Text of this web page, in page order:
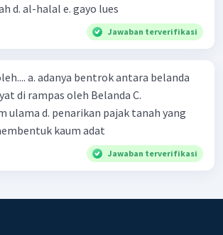
a. tua palopo b. mantingan c. suriansyah d. al-halal e. gayo lues
Jawaban terverifikasi
a. adanya bentrok antara belanda
di rampas oleh Belanda C.
ulama d. penarikan pajak tanah yang
kaum adat
Jawaban terverifikasi